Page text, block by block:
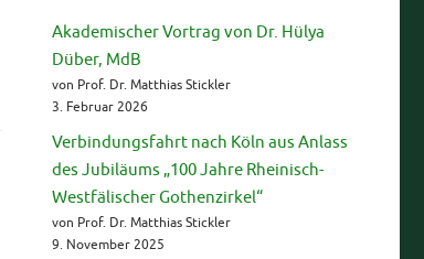
Akademischer Vortrag von Dr. Hülya
Düber, MdB
von Prof. Dr. Matthias Stickler
3. Februar 2026
Verbindungsfahrt nach Köln aus Anlass
des Jubiläums „100 Jahre Rheinisch-
Westfälischer Gothenzirkel“
von Prof. Dr. Matthias Stickler
9. November 2025